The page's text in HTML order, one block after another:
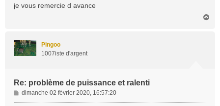
je vous remercie d avance
Pingoo
1007iste d'argent
Re: problème de puissance et ralenti
M
e
dimanche 02 février 2020, 16:57:20